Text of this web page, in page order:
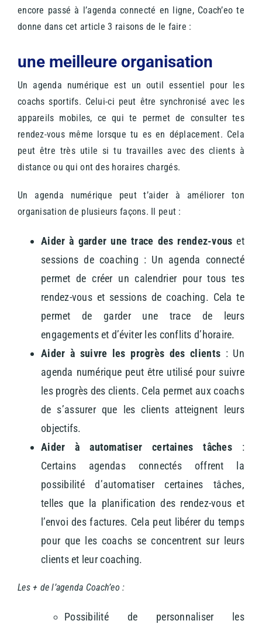
encore passé à l’agenda connecté en ligne, Coach’eo te
donne dans cet article 3 raisons de le faire :
une meilleure organisation
Un agenda numérique est un outil essentiel pour les
coachs sportifs. Celui-ci peut être synchronisé avec les
appareils mobiles, ce qui te permet de consulter tes
rendez-vous même lorsque tu es en déplacement. Cela
peut être très utile si tu travailles avec des clients à
distance ou qui ont des horaires chargés.
Un agenda numérique peut t’aider à améliorer ton
organisation de plusieurs façons. Il peut :
Aider à garder une trace des rendez-vous et
sessions de coaching : Un agenda connecté
permet de créer un calendrier pour tous tes
rendez-vous et sessions de coaching. Cela te
permet de garder une trace de leurs
engagements et d’éviter les conflits d’horaire.
Aider à suivre les progrès des clients : Un
agenda numérique peut être utilisé pour suivre
les progrès des clients. Cela permet aux coachs
de s’assurer que les clients atteignent leurs
objectifs.
Aider à automatiser certaines tâches:
Certains agendas connectés offrent la
possibilité d’automatiser certaines tâches,
telles que la planification des rendez-vous et
l’envoi des factures. Cela peut libérer du temps
pour que les coachs se concentrent sur leurs
clients et leur coaching.
Les + de l’agenda Coach’eo :
Possibilité de personnaliser les